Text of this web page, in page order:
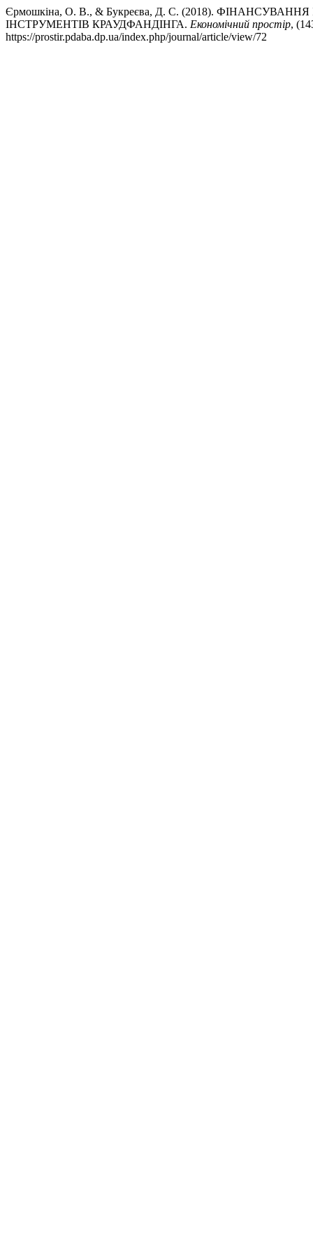
Єрмошкіна, О. В., & Букреєва, Д. С. (2018).
ІНСТРУМЕНТІВ КРАУДФАНДІНГА. Економічний простір,
https://prostir.pdaba.dp.ua/index.php/journal/article/view/72